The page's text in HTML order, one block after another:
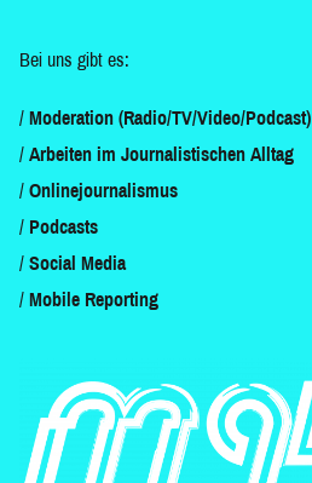
Bei uns gibt es:
Moderation (Radio/TV/Video/Podcast)
Arbeiten im Journalistischen Alltag
Onlinejournalismus
Podcasts
Social Media
Mobile Reporting